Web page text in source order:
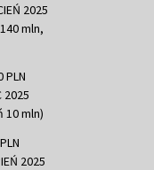
2025
mln,
PLN
2025
10 mln)
2025